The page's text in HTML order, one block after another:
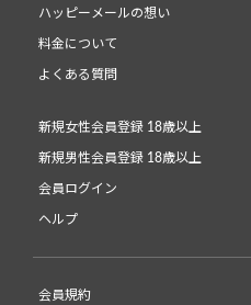
ハッピーメールの想い
料金について
よくある質問
新規女性会員登録 18歳以上
新規男性会員登録 18歳以上
会員ログイン
ヘルプ
会員規約